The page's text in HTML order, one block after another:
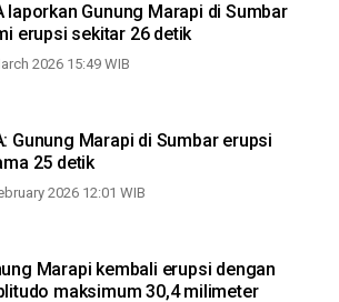
laporkan Gunung Marapi di Sumbar
erupsi sekitar 26 detik
2026 15:49 WIB
Gunung Marapi di Sumbar erupsi
25 detik
2026 12:01 WIB
Marapi kembali erupsi dengan
maksimum 30,4 milimeter